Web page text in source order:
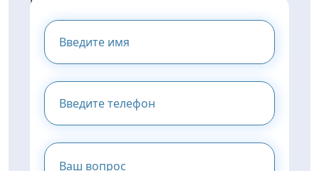
ПРЕДОСТАВИМ ВАМ
КОНСУЛЬТАЦИЮ